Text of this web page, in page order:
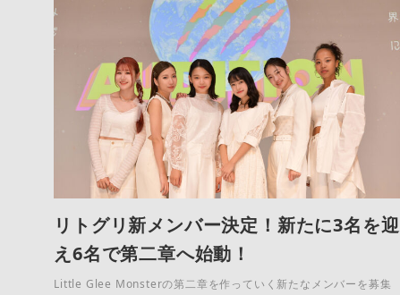
リトグリ新メンバー決定！新たに3名を迎
え6名で第二章へ始動！
Little Glee Monsterの第二章を作っていく新たなメンバーを募集